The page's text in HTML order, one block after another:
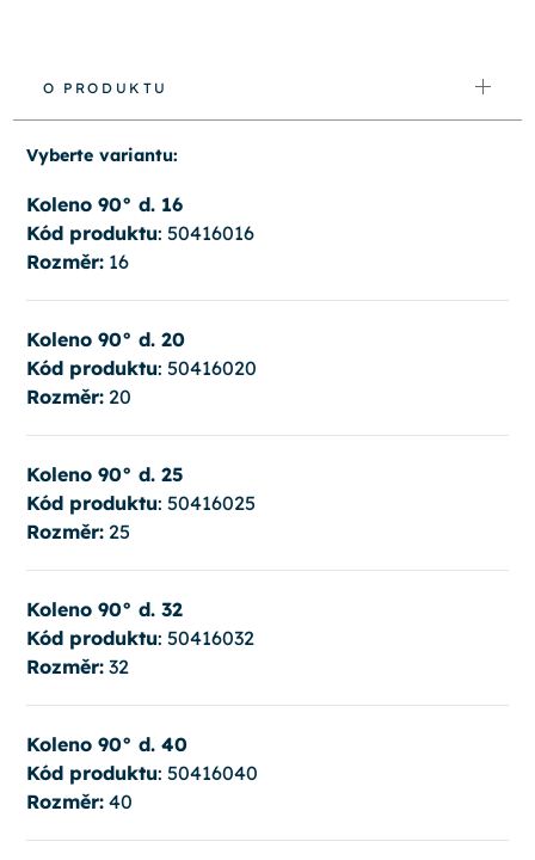
O PRODUKTU
Vyberte variantu:
Koleno 90° d. 16
Kód produktu: 50416016
Rozměr:16
Koleno 90° d. 20
Kód produktu: 50416020
Rozměr:20
Koleno 90° d. 25
Kód produktu: 50416025
Rozměr:25
Koleno 90° d. 32
Kód produktu: 50416032
Rozměr:32
Koleno 90° d. 40
Kód produktu: 50416040
Rozměr:40